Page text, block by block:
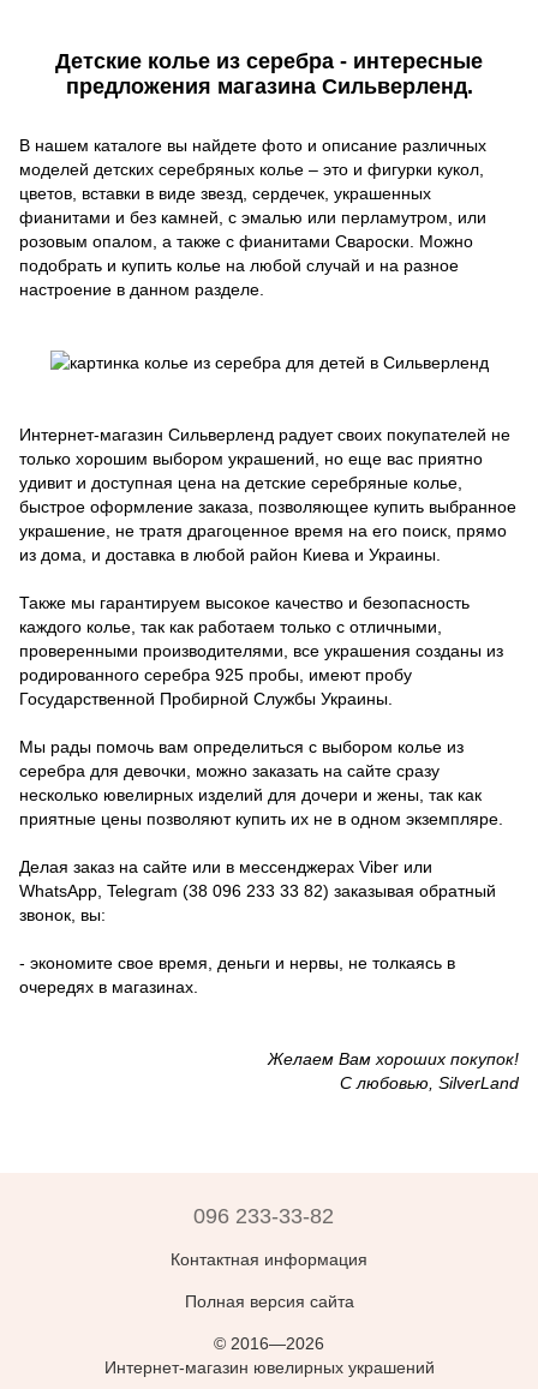
Детские колье из серебра - интересные
предложения магазина Сильверленд.
В нашем каталоге вы найдете фото и описание различных
моделей детских серебряных колье – это и фигурки кукол,
цветов, вставки в виде звезд, сердечек, украшенных
фианитами и без камней, с эмалью или перламутром, или
розовым опалом, а также с фианитами Свароски. Можно
подобрать и купить колье на любой случай и на разное
настроение в данном разделе.
Интернет-магазин Сильверленд радует своих покупателей не
только хорошим выбором украшений, но еще вас приятно
удивит и доступная цена на детские серебряные колье,
быстрое оформление заказа, позволяющее купить выбранное
украшение, не тратя драгоценное время на его поиск, прямо
из дома, и доставка в любой район Киева и Украины.
Также мы гарантируем высокое качество и безопасность
каждого колье, так как работаем только с отличными,
проверенными производителями, все украшения созданы из
родированного серебра 925 пробы, имеют пробу
Государственной Пробирной Службы Украины.
Мы рады помочь вам определиться с выбором колье из
серебра для девочки, можно заказать на сайте сразу
несколько ювелирных изделий для дочери и жены, так как
приятные цены позволяют купить их не в одном экземпляре.
Делая заказ на сайте или в мессенджерах Viber или
WhatsApp, Telegram (38 096 233 33 82) заказывая обратный
звонок, вы:
- экономите свое время, деньги и нервы, не толкаясь в
очередях в магазинах.
Желаем Вам хороших покупок!
С любовью, SilverLand
096 233-33-82
Контактная информация
Полная версия сайта
© 2016—2026
Интернет-магазин ювелирных украшений